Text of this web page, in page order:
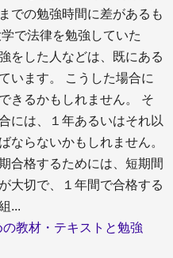
での勉強時間に差があるも
で法律を勉強していた
をした人などは、既にある
います。 こうした場合に
きるかもしれません。 そ
には、１年あるいはそれ以
ならないかもしれません。
合格するためには、短期間
大切で、１年間で合格する
...
の教材・テキストと勉強